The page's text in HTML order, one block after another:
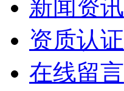
新闻资讯
资质认证
在线留言